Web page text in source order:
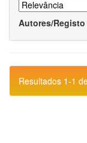
Autores/Registo
Resultados 1-1